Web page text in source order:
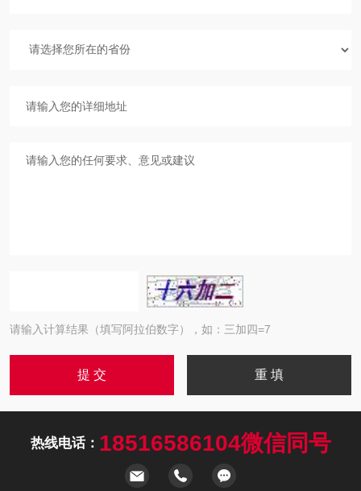
请输入计算结果（填写阿拉伯数字），如：三加四=7
热线电话： 18516586104微信同号